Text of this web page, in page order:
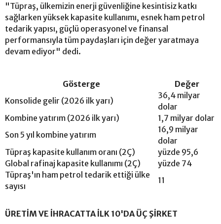
"Tüpraş, ülkemizin enerji güvenliğine kesintisiz katkı
sağlarken yüksek kapasite kullanımı, esnek ham petrol
tedarik yapısı, güçlü operasyonel ve finansal
performansıyla tüm paydaşları için değer yaratmaya
devam ediyor" dedi.
Gösterge
Değer
Konsolide gelir (2026 ilk yarı)
36,4 milyar
dolar
Kombine yatırım (2026 ilk yarı)
1,7 milyar dolar
Son 5 yıl kombine yatırım
16,9 milyar
dolar
Tüpraş kapasite kullanım oranı (2Ç)
yüzde 95,6
Global rafinaj kapasite kullanımı (2Ç)
yüzde 74
Tüpraş'ın ham petrol tedarik ettiği ülke
sayısı
11
ÜRETİM VE İHRACATTA İLK 10'DA ÜÇ ŞİRKET